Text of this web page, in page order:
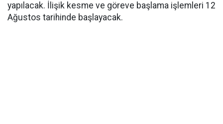
yapılacak. İlişik kesme ve göreve başlama işlemleri 12
Ağustos tarihinde başlayacak.